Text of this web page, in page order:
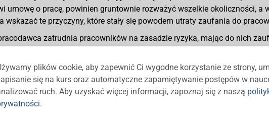
umowę o pracę, powinien gruntownie rozważyć wszelkie okoliczności, a
te przyczyny, które stały się powodem utraty zaufania do
zatrudnia pracowników na zasadzie ryzyka, mając do nich
ale to zaufanie to element nastawienia pracodawcy do konkretnej osoby, a
ocenić. Już samo to powoduje, że utrata zaufania do pracownika,
umowy o pracę
, to trochę za mało.
o pracę, jeśli pracodawca powołuje się na utratę zaufania,
zaufania doprowadziły. Sama w sobie utrata zaufania nie uzasadnia
obiektywnie patrząc, utracić zaufania bez uprzedniego wystąpienia
plików cookie, aby zapewnić Ci wygodne korzystanie ze strony,
się na kurs oraz automatyczne zapamiętywanie postępów w
ruch. Aby uzyskać więcej informacji, zapoznaj się z naszą
.